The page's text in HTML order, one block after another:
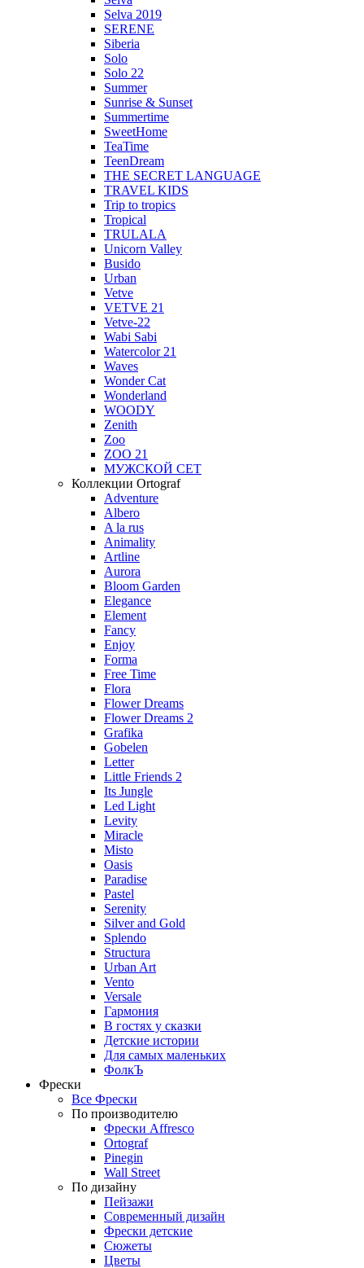
Selva 2019
SERENE
Siberia
Solo
Solo 22
Summer
Sunrise & Sunset
Summertime
SweetHome
TeaTime
TeenDream
THE SECRET LANGUAGE
TRAVEL KIDS
Trip to tropics
Tropical
TRULALA
Unicorn Valley
Busido
Urban
Vetve
VETVE 21
Vetve-22
Wabi Sabi
Watercolor 21
Waves
Wonder Cat
Wonderland
WOODY
Zenith
Zoo
ZOO 21
МУЖСКОЙ СЕТ
Коллекции Ortograf
Adventure
Albero
A la rus
Animality
Artline
Aurora
Bloom Garden
Elegance
Element
Fancy
Enjoy
Forma
Free Time
Flora
Flower Dreams
Flower Dreams 2
Grafika
Gobelen
Letter
Little Friends 2
Its Jungle
Led Light
Levity
Miracle
Misto
Oasis
Paradise
Pastel
Serenity
Silver and Gold
Splendo
Structura
Urban Art
Vento
Versale
Гармония
В гостях у сказки
Детские истории
Для самых маленьких
ФолкЪ
Фрески
Все Фрески
По производителю
Фрески Affresco
Ortograf
Pinegin
Wall Street
По дизайну
Пейзажи
Современный дизайн
Фрески детские
Сюжеты
Цветы